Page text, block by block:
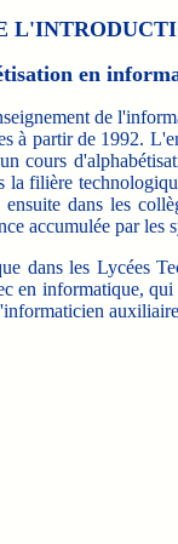
en
de
à partir de 1992.
cours
la filière
ensuite dans les
accumulée par les
les Lycées
en informatique,